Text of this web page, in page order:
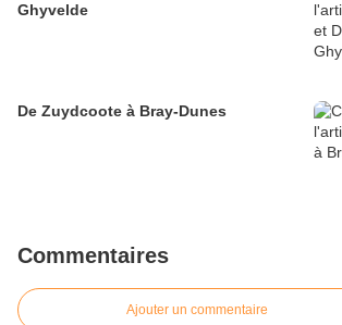
Ghyvelde
De Zuydcoote à Bray-Dunes
Commentaires
Ajouter un commentaire